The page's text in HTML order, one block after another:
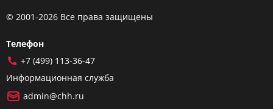
© 2001-2026 Все права защищены
Телефон
+7 (499) 113-36-47
Информационная служба
admin@chh.ru